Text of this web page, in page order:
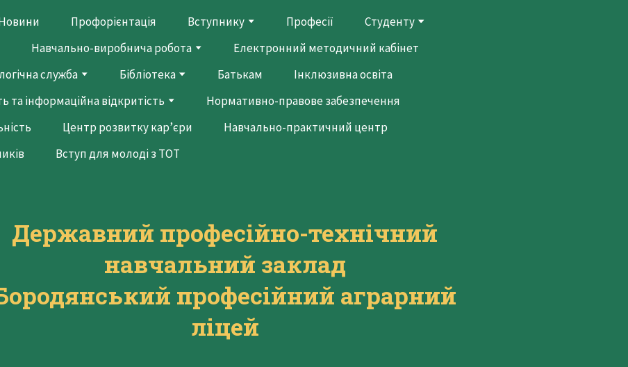
Профорієнтація Вступнику Професії
Студенту
Навчально-виробнича робота
Електронний методичний кабінет
служба Бібліотека Батькам
Інклюзивна освіта
та інформаційна відкритість
Нормативно-правове забезпечення
Центр розвитку кар’єри
Навчально-практичний центр
Вступ для молоді з ТОТ
Державний професійно-технічний
навчальний заклад
професійний аграрний
ліцей